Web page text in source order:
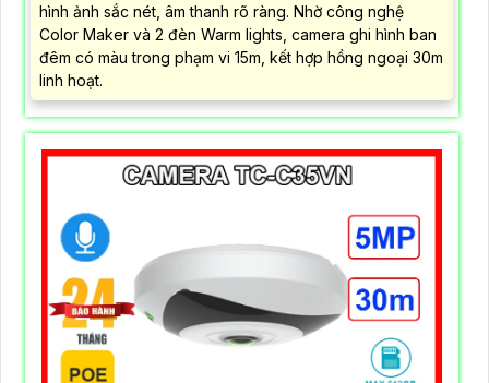
hình ảnh sắc nét, âm thanh rõ ràng. Nhờ công nghệ
Color Maker và 2 đèn Warm lights, camera ghi hình ban
đêm có màu trong phạm vi 15m, kết hợp hồng ngoại 30m
linh hoạt.